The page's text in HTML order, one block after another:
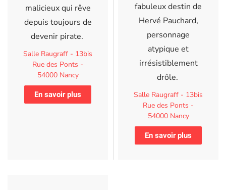
malicieux qui rêve
depuis toujours de
devenir pirate.
Salle Raugraff - 13bis
Rue des Ponts -
54000 Nancy
En savoir plus
fabuleux destin de
Hervé Pauchard,
personnage
atypique et
irrésistiblement
drôle.
Salle Raugraff - 13bis
Rue des Ponts -
54000 Nancy
En savoir plus